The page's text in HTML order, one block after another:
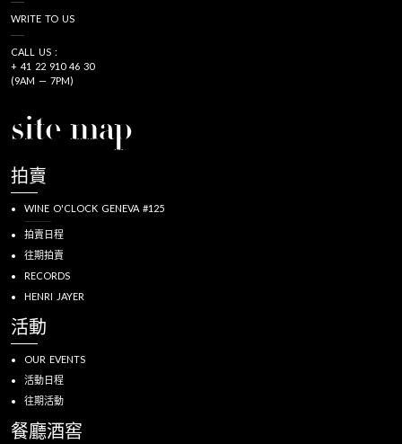
WRITE TO US
CALL US :
+ 41 22 910 46 30
(9AM — 7PM)
site map
拍賣
WINE O'CLOCK GENEVA #125
拍賣日程
往期拍賣
RECORDS
HENRI JAYER
活動
OUR EVENTS
活動日程
往期活動
餐廳酒窖